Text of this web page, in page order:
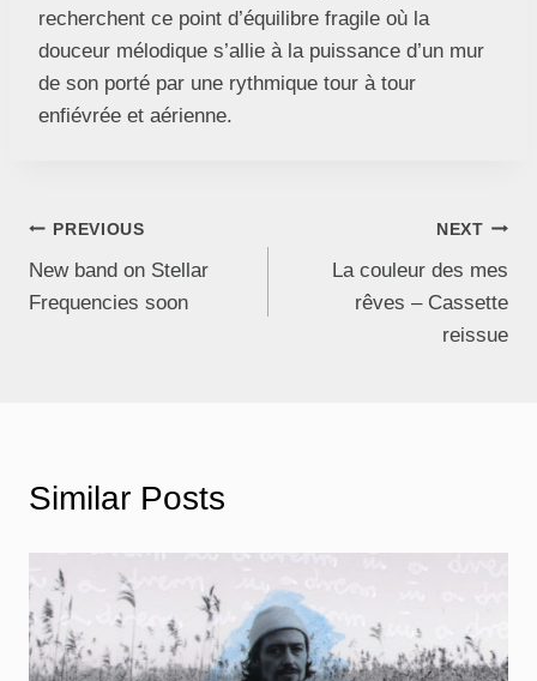
recherchent ce point d’équilibre fragile où la
douceur mélodique s’allie à la puissance d’un mur
de son porté par une rythmique tour à tour
enfiévrée et aérienne.
PREVIOUS
New band on Stellar
Frequencies soon
NEXT
La couleur des mes
rêves – Cassette
reissue
Similar Posts